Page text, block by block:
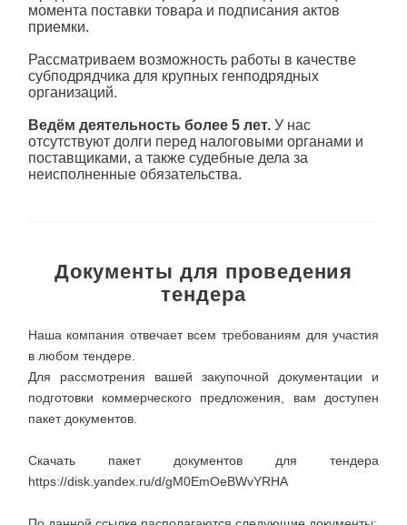
момента поставки товара и подписания актов
приемки.
Рассматриваем возможность работы в качестве
субподрядчика для крупных генподрядных
организаций.
Ведём деятельность более 5 лет.У нас
отсутствуют долги перед налоговыми органами и
поставщиками, а также судебные дела за
неисполненные обязательства.
Документы для проведения
тендера
Наша компания отвечает всем требованиям для участия
в любом тендере.
Для рассмотрения вашей закупочной документации и
подготовки коммерческого предложения, вам доступен
пакет документов.
Скачать пакет документов для тендера
https://disk.yandex.ru/d/gM0EmOeBWvYRHA